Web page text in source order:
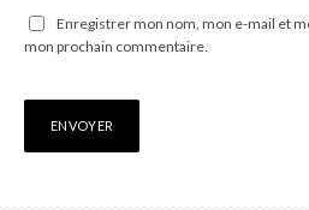
Enregistrer mon nom, mon e-mail et
mon prochain commentaire.